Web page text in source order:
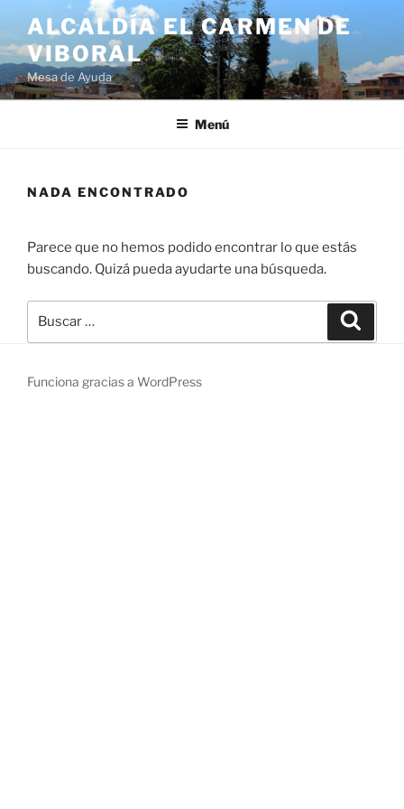
ALCALDÍA EL CARMEN DE
VIBORAL
Mesa de Ayuda
Menú
NADA ENCONTRADO
Parece que no hemos podido encontrar lo que estás
buscando. Quizá pueda ayudarte una búsqueda.
Funciona gracias a WordPress